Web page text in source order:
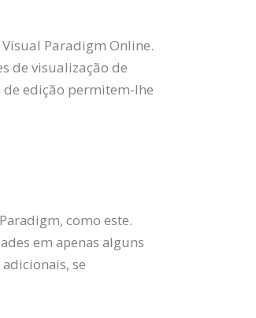
Paradigm Online.
de visualização de
de edição permitem-lhe
como este.
em apenas alguns
se